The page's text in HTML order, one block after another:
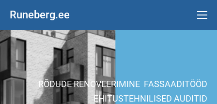
Runeberg.ee
RÕDUDE RENOVEERIMINE FASSAADITÖÖD
EHITUSTEHNILISED AUDITID